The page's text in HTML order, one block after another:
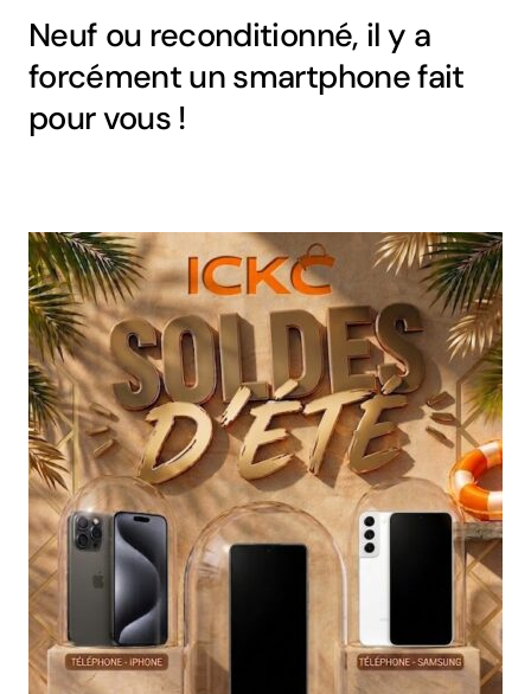
Neuf ou reconditionné, il y a
forcément un smartphone fait
pour vous !